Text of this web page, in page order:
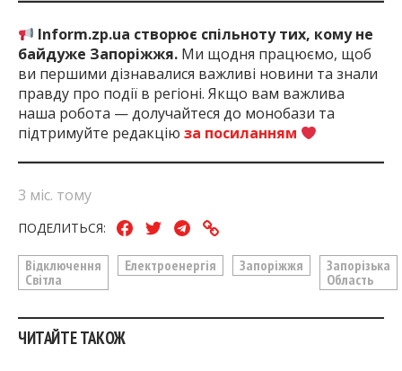
Inform.zp.ua створює спільноту тих, кому не
байдуже Запоріжжя. Ми щодня працюємо, щоб
ви першими дізнавалися важливі новини та знали
правду про події в регіоні. Якщо вам важлива
наша робота — долучайтеся до монобази та
підтримуйте редакцію за посиланням
3 міс. тому
ПОДЕЛИТЬСЯ:
Відключення
Світла
Електроенергія Запоріжжя
Запорізька
Область
ЧИТАЙТЕ ТАКОЖ